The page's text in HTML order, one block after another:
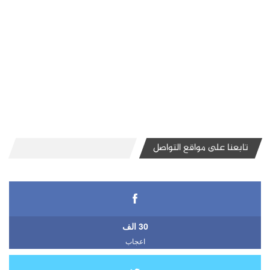
تابعنا على مواقع التواصل
30 الف
اعجاب